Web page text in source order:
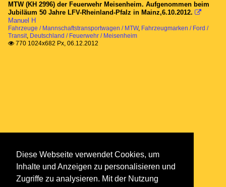
MTW (KH 2996) der Feuerwehr Meisenheim. Aufgenommen beim
Jubiläum 50 Jahre LFV-Rheinland-Pfalz in Mainz,6.10.2012. 
Manuel H
Fahrzeuge / Mannschaftstransportwagen / MTW, Fahrzeugmarken / Ford /
Transit, Deutschland / Feuerwehr / Meisenheim
 770 1024x682 Px, 06.12.2012
Diese Webseite verwendet Cookies, um
Inhalte und Anzeigen zu personalisieren und
Zugriffe zu analysieren. Mit der Nutzung